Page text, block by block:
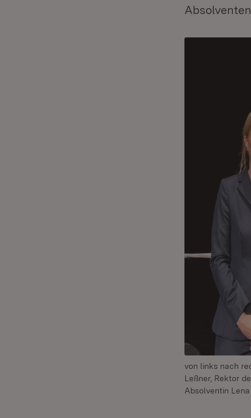
von links nach
Leßner, Rektor
Absolventin